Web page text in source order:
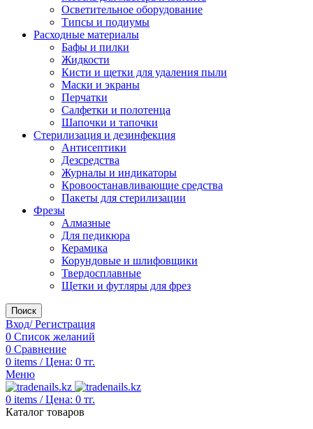
Осветительное оборудование
Типсы и подиумы
Расходные материалы
Бафы и пилки
Жидкости
Кисти и щетки для удаления пыли
Маски и экраны
Перчатки
Салфетки и полотенца
Шапочки и тапочки
Стерилизация и дезинфекция
Антисептики
Дезсредства
Журналы и индикаторы
Кровоостанавливающие средства
Пакеты для стерилизации
Фрезы
Алмазные
Для педикюра
Керамика
Корундовые и шлифовщики
Твердосплавные
Щетки и футляры для фрез
Поиск
Вход/ Регистрация
0 Список желаний
0 Сравнение
0 items / Цена: 0 тг.
Меню
0 items / Цена: 0 тг.
Каталог товаров